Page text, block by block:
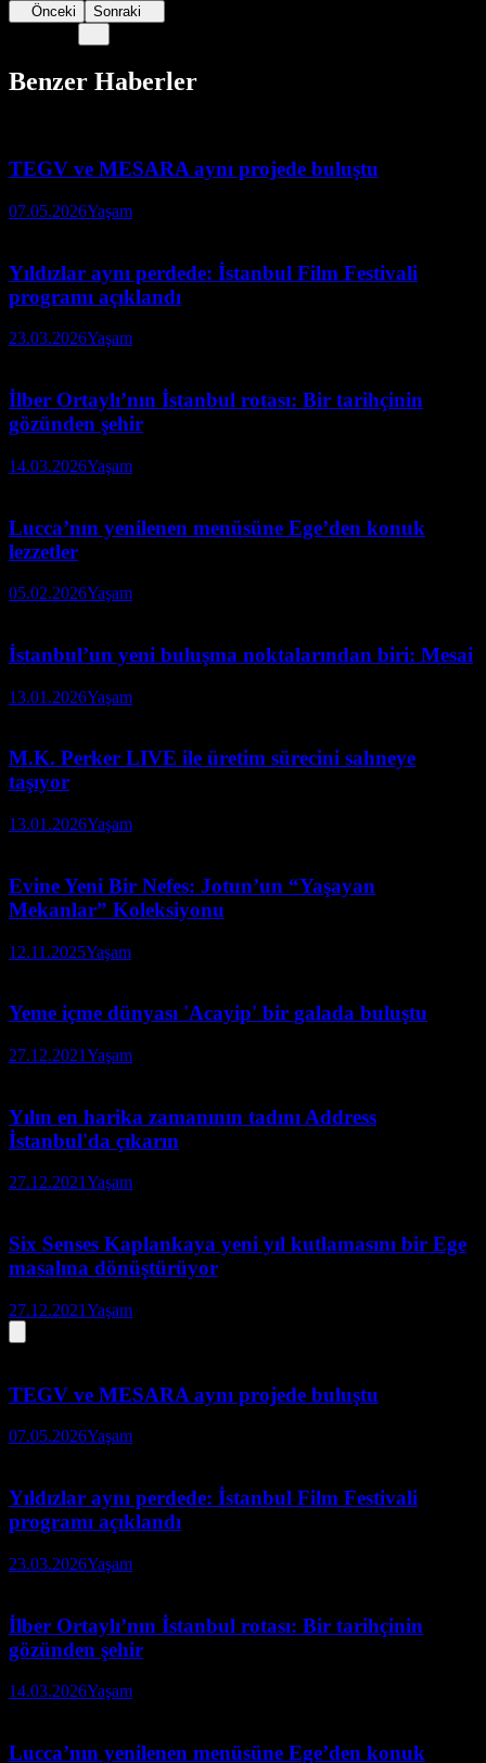
Önceki Sonraki
Benzer Haberler
TEGV ve MESARA aynı projede buluştu
07.05.2026Yaşam
Yıldızlar aynı perdede: İstanbul Film Festivali
programı açıklandı
23.03.2026Yaşam
İlber Ortaylı’nın İstanbul rotası: Bir tarihçinin
gözünden şehir
14.03.2026Yaşam
Lucca’nın yenilenen menüsüne Ege’den konuk
lezzetler
05.02.2026Yaşam
İstanbul’un yeni buluşma noktalarından biri: Mesai
13.01.2026Yaşam
M.K. Perker LIVE ile üretim sürecini sahneye
taşıyor
13.01.2026Yaşam
Evine Yeni Bir Nefes: Jotun’un “Yaşayan
Mekanlar” Koleksiyonu
12.11.2025Yaşam
Yeme içme dünyası 'Acayip' bir galada buluştu
27.12.2021Yaşam
Yılın en harika zamanının tadını Address
İstanbul'da çıkarın
27.12.2021Yaşam
Six Senses Kaplankaya yeni yıl kutlamasını bir Ege
masalına dönüştürüyor
27.12.2021Yaşam
TEGV ve MESARA aynı projede buluştu
07.05.2026Yaşam
Yıldızlar aynı perdede: İstanbul Film Festivali
programı açıklandı
23.03.2026Yaşam
İlber Ortaylı’nın İstanbul rotası: Bir tarihçinin
gözünden şehir
14.03.2026Yaşam
Lucca’nın yenilenen menüsüne Ege’den konuk